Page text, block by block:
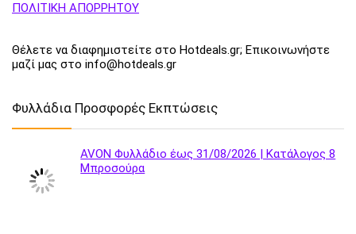
ΠΟΛΙΤΙΚΗ ΑΠΟΡΡΗΤΟΥ
Θέλετε να διαφημιστείτε στο Hotdeals.gr; Επικοινωνήστε
μαζί μας στο info@hotdeals.gr
Φυλλάδια Προσφορές Εκπτώσεις
AVON Φυλλάδιο έως 31/08/2026 | Κατάλογος 8
Μπροσούρα